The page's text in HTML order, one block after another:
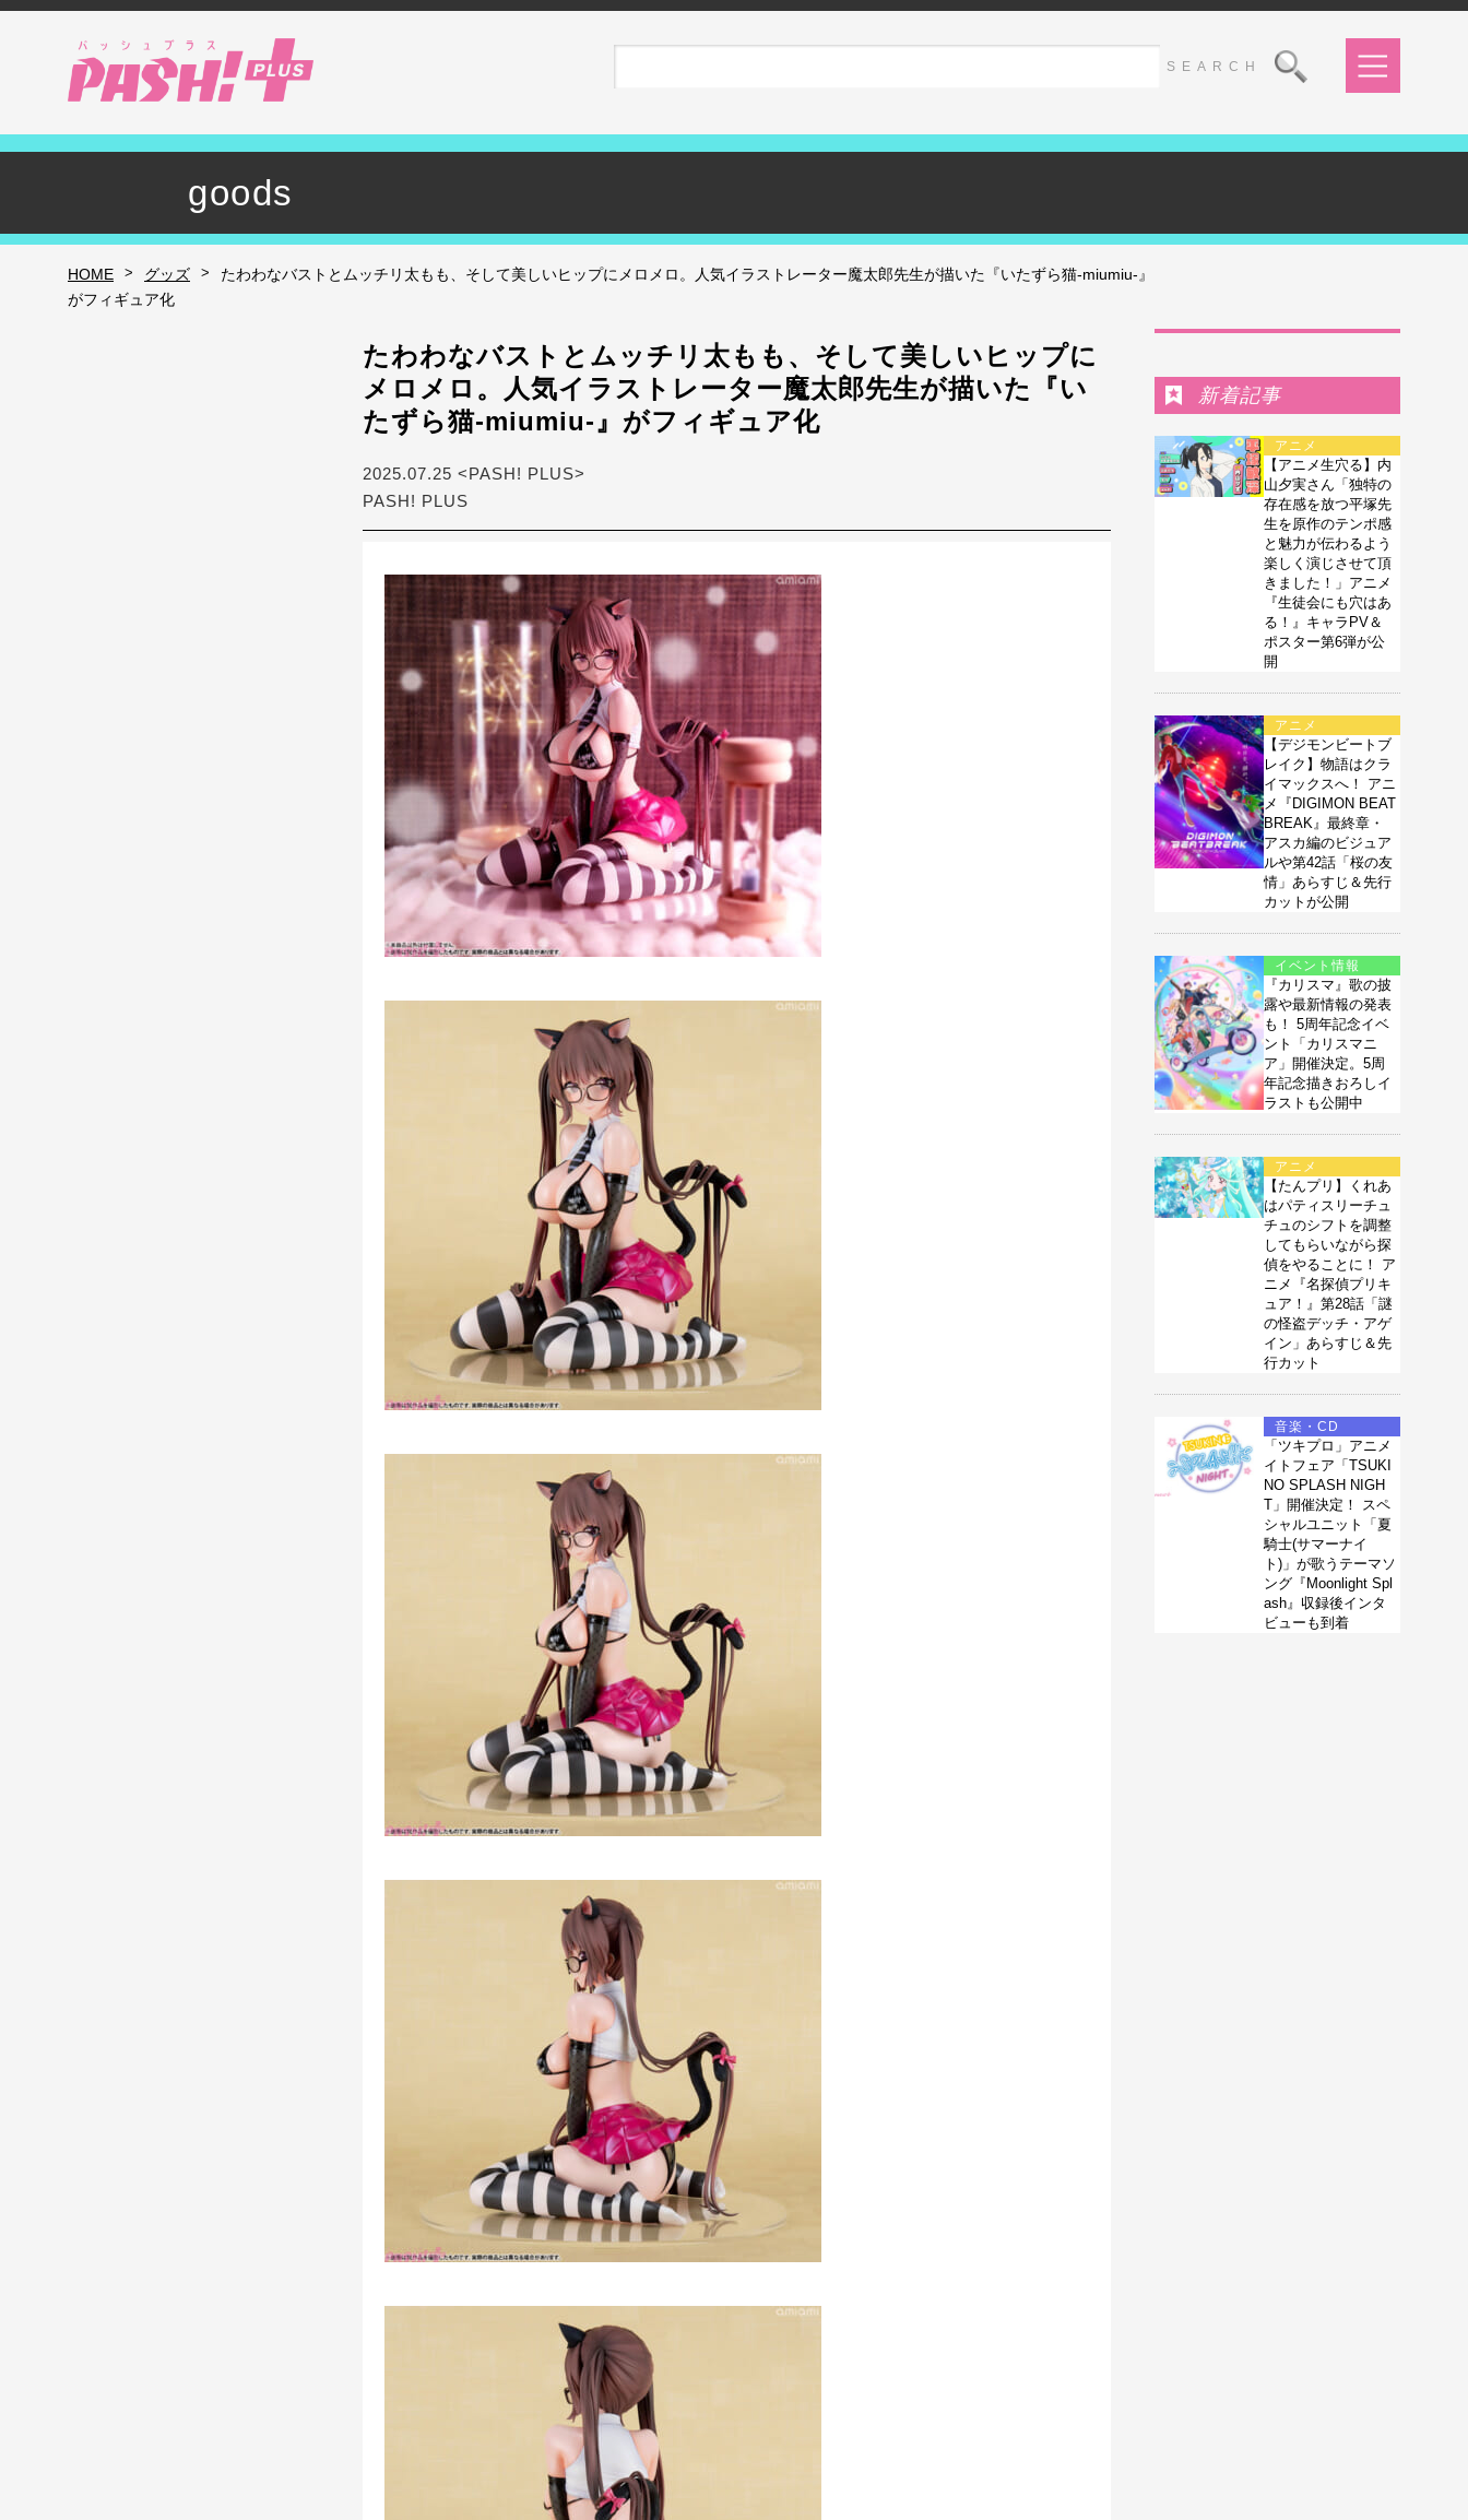
goods
HOME > グッズ >
たわわなバストとムッチリ太もも、そして美しいヒップにメロメロ。人気イラストレーター魔太郎先生が描いた『いたずら猫-miumiu-』
がフィギュア化
たわわなバストとムッチリ太もも、そして美しいヒップに
メロメロ。人気イラストレーター魔太郎先生が描いた『い
たずら猫-miumiu-』がフィギュア化
2025.07.25 <PASH! PLUS>
PASH! PLUS
新着記事
アニメ
【アニメ生穴る】内
山夕実さん「独特の
存在感を放つ平塚先
生を原作のテンポ感
と魅力が伝わるよう
楽しく演じさせて頂
きました！」アニメ
『生徒会にも穴はあ
る！』キャラPV＆
ポスター第6弾が公
開
アニメ
【デジモンビートブ
レイク】物語はクラ
イマックスへ！ アニ
メ『DIGIMON BEAT
BREAK』最終章・
アスカ編のビジュア
ルや第42話「桜の友
情」あらすじ＆先行
カットが公開
イベント情報
『カリスマ』歌の披
露や最新情報の発表
も！ 5周年記念イベ
ント「カリスマニ
ア」開催決定。5周
年記念描きおろしイ
ラストも公開中
アニメ
【たんプリ】くれあ
はパティスリーチュ
チュのシフトを調整
してもらいながら探
偵をやることに！ ア
ニメ『名探偵プリキ
ュア！』第28話「謎
の怪盗デッチ・アゲ
イン」あらすじ＆先
行カット
音楽・CD
「ツキプロ」アニメ
イトフェア「TSUKI
NO SPLASH NIGH
T」開催決定！ スペ
シャルユニット「夏
騎士(サマーナイ
ト)」が歌うテーマソ
ング『Moonlight Spl
ash』収録後インタ
ビューも到着